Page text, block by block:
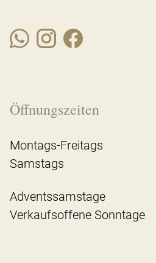
Öffnungszeiten
Montags-Freitags
Samstags
Adventssamstage
Verkaufsoffene Sonntage